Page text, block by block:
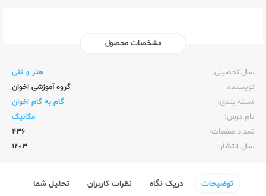
مشخصات محصول
سال تحصیلی:‌
هنر و فنی
نویسنده:‌
گروه آموزشی اخوان
دسته بندی:
گام به گام اخوان
نام درس:
مکانیک
تعداد صفحات:‌
436
سال انتشار:‌
1403
توضیحات دریک نگاه نظرات کاربران تحلیل شما